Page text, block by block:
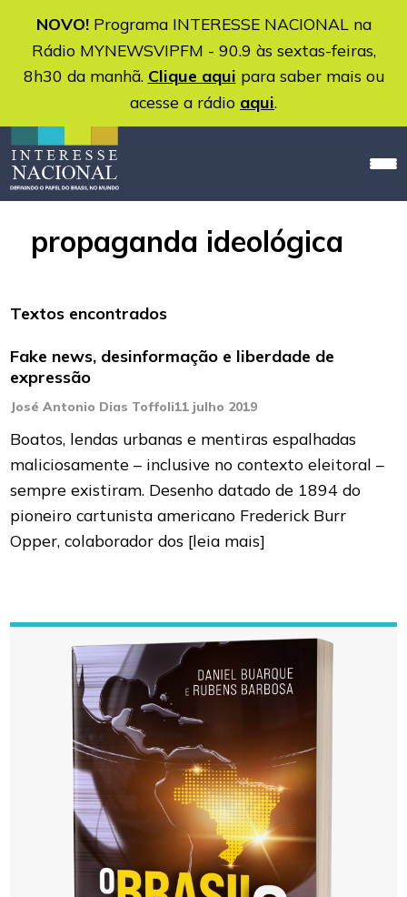
NOVO!Programa INTERESSE NACIONAL na
Rádio MYNEWSVIPFM - 90.9 às sextas-feiras,
8h30 da manhã. Clique aqui para saber mais ou
acesse a rádio aqui.
propaganda ideológica
Textos encontrados
Fake news, desinformação e liberdade de
expressão
José Antonio Dias Toffoli11 julho 2019
Boatos, lendas urbanas e mentiras espalhadas
maliciosamente – inclusive no contexto eleitoral –
sempre existiram. Desenho datado de 1894 do
pioneiro cartunista americano Frederick Burr
Opper, colaborador dos [leia mais]